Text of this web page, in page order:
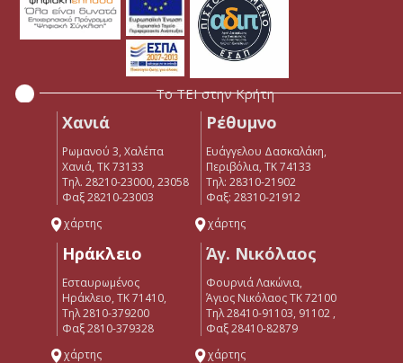
Το ΤΕΙ στην Κρήτη
Χανιά
Ρωμανού 3, Χαλέπα
Χανιά, ΤΚ 73133
Τηλ. 28210-23000, 23058
Φαξ 28210-23003
χάρτης
Ρέθυμνο
Ευάγγελου Δασκαλάκη,
Περιβόλια, ΤΚ 74133
Tηλ: 28310-21902
Φαξ: 28310-21912
χάρτης
Ηράκλειο
Εσταυρωμένος
Ηράκλειο, ΤΚ 71410,
Τηλ 2810-379200
Φαξ 2810-379328
χάρτης
Άγ. Νικόλαος
Φουρνιά Λακώνια,
Άγιος Νικόλαος ΤΚ 72100
Τηλ 28410-91103, 91102 ,
Φαξ 28410-82879
χάρτης